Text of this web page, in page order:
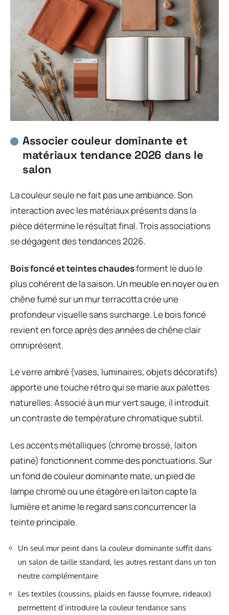
Associer couleur dominante et
matériaux tendance 2026 dans le
salon
La couleur seule ne fait pas une ambiance. Son
interaction avec les matériaux présents dans la
pièce détermine le résultat final. Trois associations
se dégagent des tendances 2026.
Bois foncé et teintes chaudesforment le duo le
plus cohérent de la saison. Un meuble en noyer ou en
chêne fumé sur un mur terracotta crée une
profondeur visuelle sans surcharge. Le bois foncé
revient en force après des années de chêne clair
omniprésent.
Le verre ambré (vases, luminaires, objets décoratifs)
apporte une touche rétro qui se marie aux palettes
naturelles. Associé à un mur vert sauge, il introduit
un contraste de température chromatique subtil.
Les accents métalliques (chrome brossé, laiton
patiné) fonctionnent comme des ponctuations. Sur
un fond de couleur dominante mate, un pied de
lampe chromé ou une étagère en laiton capte la
lumière et anime le regard sans concurrencer la
teinte principale.
Un seul mur peint dans la couleur dominante suffit dans
un salon de taille standard, les autres restant dans un ton
neutre complémentaire
Les textiles (coussins, plaids en fausse fourrure, rideaux)
permettent d’introduire la couleur tendance sans